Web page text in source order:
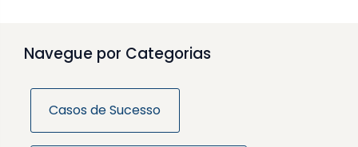
Navegue por Categorias
Casos de Sucesso